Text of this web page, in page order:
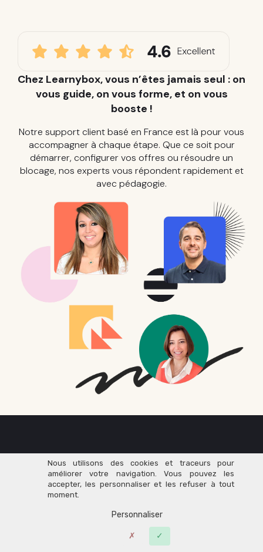
Chez Learnybox, vous n’êtes jamais seul : on
vous guide, on vous forme, et on vous
booste !
Notre support client basé en France est là pour vous
accompagner à chaque étape. Que ce soit pour
démarrer, configurer vos offres ou résoudre un
blocage, nos experts vous répondent rapidement et
avec pédagogie.
Rejoignez dès maintenant
76 000+
Entrepreneurs du Savoir
Nous utilisons des cookies et traceurs pour
améliorer votre navigation. Vous pouvez les
accepter, les personnaliser et les refuser à tout
moment.
Personnaliser